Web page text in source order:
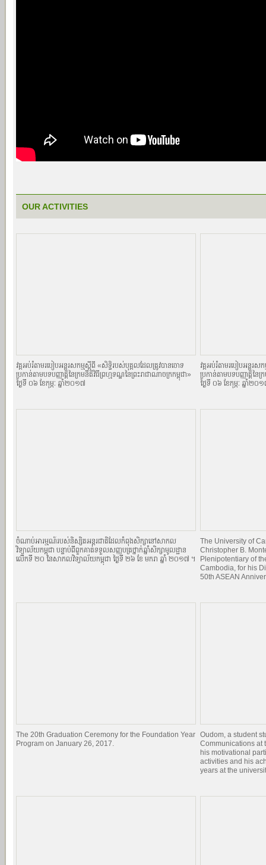
OUR ACTIVITIES
វគ្គអប់រំតាមរបៀបអន្តរសកម្មស្តីពី «សិទិ្ធរបស់បុគ្គលដែលត្រូវបានចោទ
ប្រកាន់តាមបទបញ្ញាតិ្តនៃក្រមនីតិវិធីព្រហ្មទណ្ឌនៃព្រះរាជាណាចក្រកម្ពុជា»
ថ្ងៃទី ០៦ ខែកុម្ភៈ ឆ្នាំ២០១៧
វគ្គអប់រំតាមរបៀបអន្តរ
ប្រកាន់តាមបទបញ្ញាតិ្តនៃ
ថ្ងៃទី ០៦ ខែកុម្ភៈ ឆ្នាំ២០
ចំណាប់អារម្មណ៍របស់និស្សិតអន្តរជាតិដែលកំពុងសិក្សានៅសាកល
វិទ្យាល័យកម្ពុជា បន្ទាប់ពីពួកគាត់ទទួលសញ្ញបត្រថ្នាក់ឆ្នាំសិក្សាមូលដ្ឋាន
លើកទី ២០ នៃសាកលវិទ្យាល័យកម្ពុជា ថ្ងៃទី ២៦ ខែ មករា ឆ្នាំ ២០១៧ ។
The University of
Christopher B.
Plenipotentiary of
Cambodia, for his
50th ASEAN
The 20th Graduation Ceremony for the Foundation Year
Program on January 26, 2017.
Oudom, a student
Communications at
his motivational
activities and his
years at the